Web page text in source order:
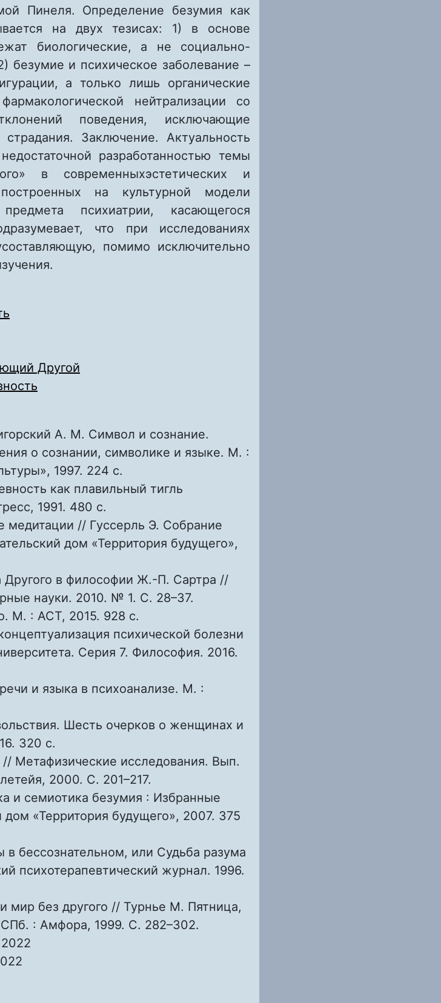
Пинеля. Определение безумия как
на двух тезисах: 1) в основе
биологические, а не социально-
безумие и психическое заболевание –
а только лишь органические
нейтрализации со
поведения, исключающие
Заключение. Актуальность
разработанностью темы
в современныхэстетических и
на культурной модели
психиатрии, касающегося
что при исследованиях
помимо исключительно
Другой
А. М. Символ и сознание.
о сознании, символике и языке. М. :
1997. 224 с.
как плавильный тигль
1991. 480 с.
медитации // Гуссерль Э. Собрание
дом «Территория будущего»,
в философии Ж.-П. Сартра //
науки. 2010. № 1. С. 28–37.
М. : АСТ, 2015. 928 с.
психической болезни
Серия 7. Философия. 2016.
и языка в психоанализе. М. :
Шесть очерков о женщинах и
320 с.
Метафизические исследования. Вып.
2000. С. 201–217.
и семиотика безумия : Избранные
«Территория будущего», 2007. 375
бессознательном, или Судьба разума
психотерапевтический журнал. 1996.
без другого // Турнье М. Пятница,
: Амфора, 1999. С. 282–302.